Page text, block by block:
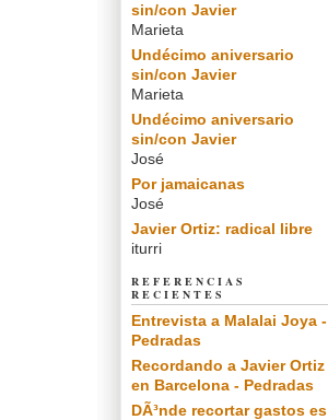
sin/con Javier
Marieta
Undécimo aniversario
sin/con Javier
Marieta
Undécimo aniversario
sin/con Javier
José
Por jamaicanas
José
Javier Ortiz: radical libre
iturri
REFERENCIAS
RECIENTES
Entrevista a Malalai Joya -
Pedradas
Recordando a Javier Ortiz
en Barcelona - Pedradas
DÃ³nde recortar gastos es